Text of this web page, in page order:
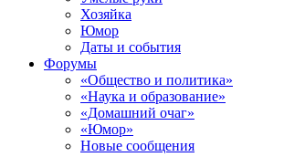
Хозяйка
Юмор
Даты и события
Форумы
«Общество и политика»
«Наука и образование»
«Домашний очаг»
«Юмор»
Новые сообщения